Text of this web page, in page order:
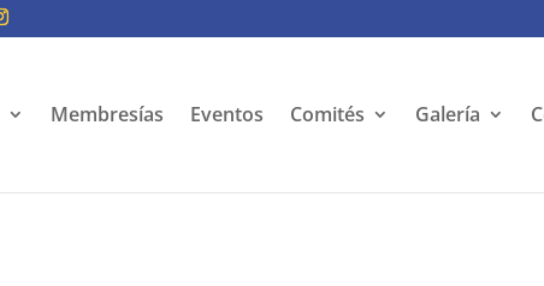
Membresías Eventos Comités Galería